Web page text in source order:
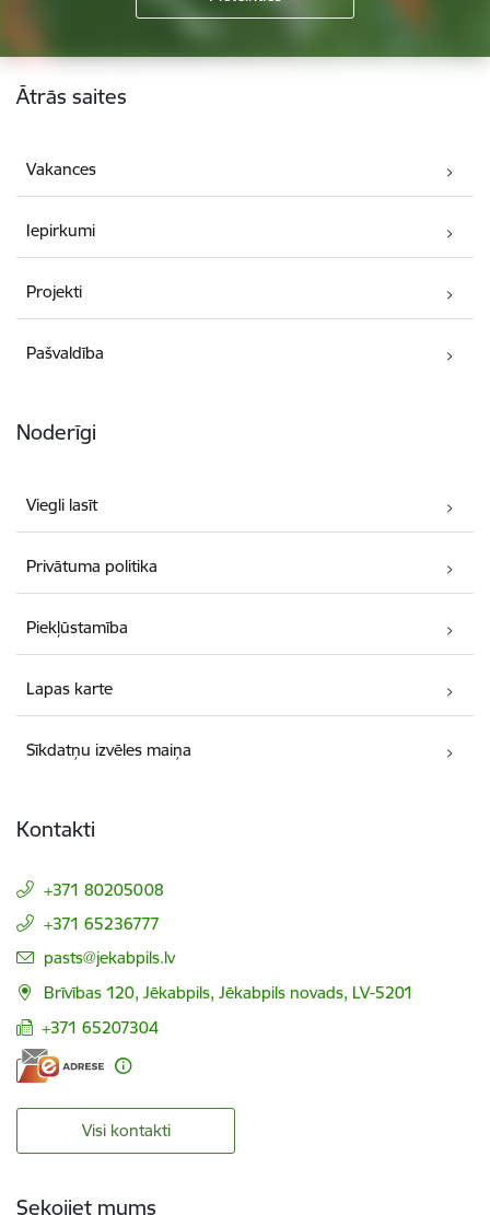
Kājene
Ātrās saites
Vakances
Iepirkumi
Projekti
Pašvaldība
Noderīgi
Viegli lasīt
Privātuma politika
Piekļūstamība
Lapas karte
Sīkdatņu izvēles maiņa
Kontakti
+371 80205008
+371 65236777
E-pasts:
pasts@jekabpils.lv
Brīvības 120, Jēkabpils, Jēkabpils novads, LV-5201
+371 65207304
Visi kontakti
Sekojiet mums